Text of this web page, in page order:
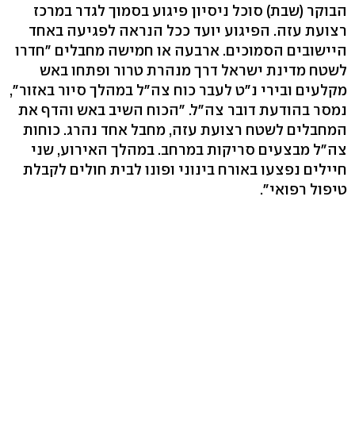
הבוקר (שבת) סוכל ניסיון פיגוע בסמוך לגדר במרכז
רצועת עזה. הפיגוע יועד ככל הנראה לפגיעה באחד
היישובים הסמוכים. ארבעה או חמישה מחבלים "חדרו
לשטח מדינת ישראל דרך מנהרת טרור ופתחו באש
מקלעים ובירי נ"ט לעבר כוח צה"ל במהלך סיור באזור",
נמסר בהודעת דובר צה"ל. "הכוח השיב באש והדף את
המחבלים לשטח רצועת עזה, מחבל אחד נהרג. כוחות
צה"ל מבצעים סריקות במרחב. במהלך האירוע, שני
חיילים נפצעו באורח בינוני ופונו לבית חולים לקבלת
טיפול רפואי".